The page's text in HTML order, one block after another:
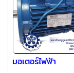
มอเตอร์ไฟฟ้า